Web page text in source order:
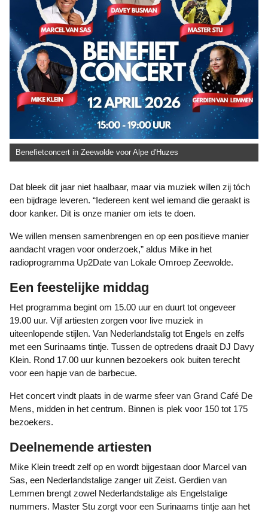
Benefietconcert in Zeewolde voor Alpe d'Huzes
Dat bleek dit jaar niet haalbaar, maar via muziek willen zij tóch
een bijdrage leveren. “Iedereen kent wel iemand die geraakt is
door kanker. Dit is onze manier om iets te doen.
We willen mensen samenbrengen en op een positieve manier
aandacht vragen voor onderzoek,” aldus Mike in het
radioprogramma Up2Date van Lokale Omroep Zeewolde.
Een feestelijke middag
Het programma begint om 15.00 uur en duurt tot ongeveer
19.00 uur. Vijf artiesten zorgen voor live muziek in
uiteenlopende stijlen. Van Nederlandstalig tot Engels en zelfs
met een Surinaams tintje. Tussen de optredens draait DJ Davy
Klein. Rond 17.00 uur kunnen bezoekers ook buiten terecht
voor een hapje van de barbecue.
Het concert vindt plaats in de warme sfeer van Grand Café De
Mens, midden in het centrum. Binnen is plek voor 150 tot 175
bezoekers.
Deelnemende artiesten
Mike Klein treedt zelf op en wordt bijgestaan door Marcel van
Sas, een Nederlandstalige zanger uit Zeist. Gerdien van
Lemmen brengt zowel Nederlandstalige als Engelstalige
nummers. Master Stu zorgt voor een Surinaams tintje aan het